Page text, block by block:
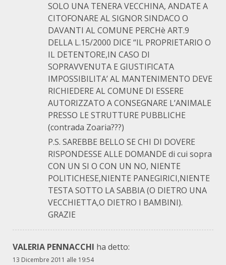
SOLO UNA TENERA VECCHINA, ANDATE A
CITOFONARE AL SIGNOR SINDACO O
DAVANTI AL COMUNE PERCHè ART.9
DELLA L.15/2000 DICE “IL PROPRIETARIO O
IL DETENTORE,IN CASO DI
SOPRAVVENUTA E GIUSTIFICATA
IMPOSSIBILITA’ AL MANTENIMENTO DEVE
RICHIEDERE AL COMUNE DI ESSERE
AUTORIZZATO A CONSEGNARE L’ANIMALE
PRESSO LE STRUTTURE PUBBLICHE
(contrada Zoaria???)
P.S. SAREBBE BELLO SE CHI DI DOVERE
RISPONDESSE ALLE DOMANDE di cui sopra
CON UN SI O CON UN NO, NIENTE
POLITICHESE,NIENTE PANEGIRICI,NIENTE
TESTA SOTTO LA SABBIA (O DIETRO UNA
VECCHIETTA,O DIETRO I BAMBINI).
GRAZIE
VALERIA PENNACCHI ha detto:
13 Dicembre 2011 alle 19:54